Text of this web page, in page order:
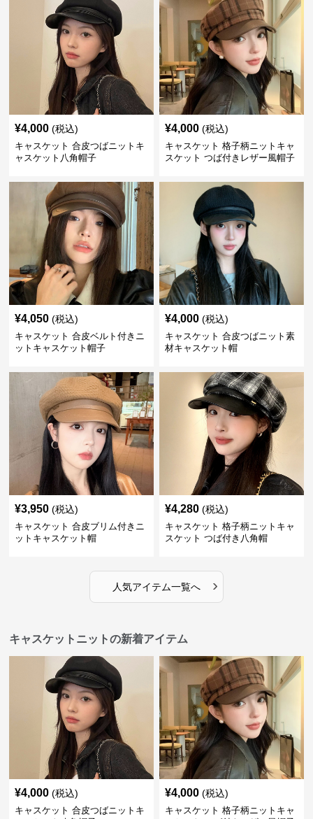
¥4,000 (税込)
キャスケット 合皮つばニットキ
ャスケット八角帽子
¥4,000 (税込)
キャスケット 格子柄ニットキャ
スケット つば付きレザー風帽子
¥4,050 (税込)
キャスケット 合皮ベルト付きニ
ットキャスケット帽子
¥4,000 (税込)
キャスケット 合皮つばニット素
材キャスケット帽
¥3,950 (税込)
キャスケット 合皮ブリム付きニ
ットキャスケット帽
¥4,280 (税込)
キャスケット 格子柄ニットキャ
スケット つば付き八角帽
人気アイテム一覧へ ›
キャスケットニットの新着アイテム
¥4,000 (税込)
キャスケット 合皮つばニットキ
¥4,000 (税込)
キャスケット 格子柄ニットキャ